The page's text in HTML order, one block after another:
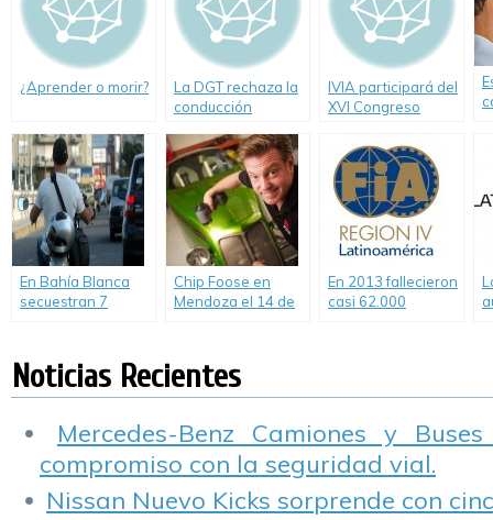
¿Aprender o morir?
La DGT rechaza la
conducción
menores de 18
años en España
IVIA participará del
XVI Congreso
Vialidad y Tránsito
En Bahía Blanca
secuestran 7
normas de
seguridad vial
Chip Foose en
Mendoza el 14 de
En 2013 fallecieron
casi 62.000
Noticias Recientes
Mercedes-Benz Camiones y
compromiso con la seguridad vial.
Nissan Nuevo Kicks sorprende con